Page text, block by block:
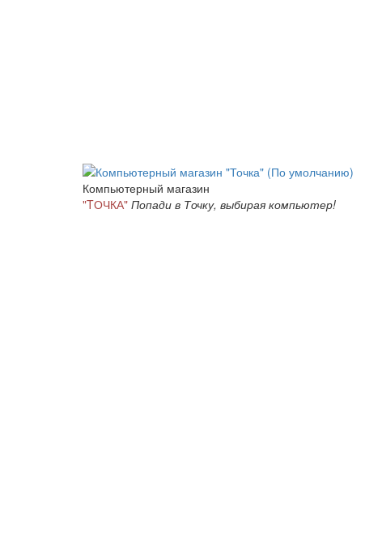
Компьютерный магазин
"TОЧКА" Попади в Точку, выбирая компьютер!